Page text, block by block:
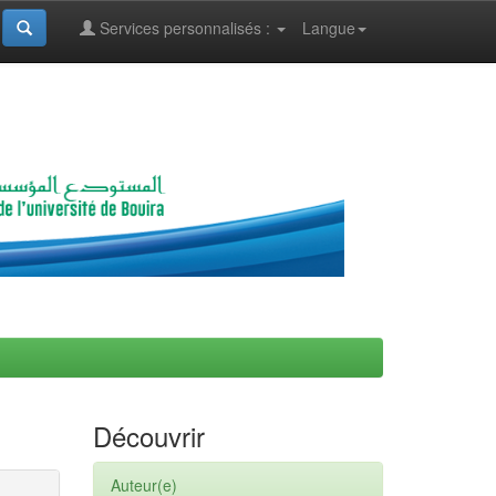
Langue
Services personnalisés :
Découvrir
Auteur(e)